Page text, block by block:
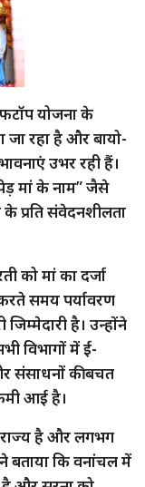
योजना के
जा रहा है और बायो-
उभर रही हैं।
पेड़ मां के नाम” जैसे
प्रति संवेदनशीलता
को मां का दर्जा
समय पर्यावरण
है। उन्होंने
विभागों में ई-
संसाधनों की बचत
आई है।
राज्य है और लगभग
बताया कि वनांचल में